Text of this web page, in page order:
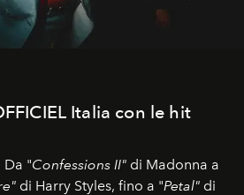
Italia con le hit
"Confessions II" di Madonna a
di Harry Styles, fino a "Petal" di